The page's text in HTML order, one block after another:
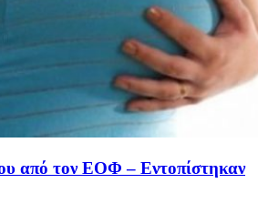
από τον ΕΟΦ – Εντοπίστηκαν